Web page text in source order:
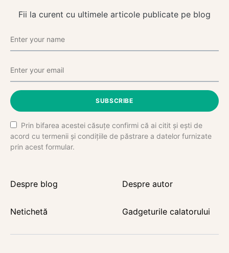
Fii la curent cu ultimele articole publicate pe blog
SUBSCRIBE
Prin bifarea acestei căsuțe confirmi că ai citit și ești de
acord cu termenii și condițiile de păstrare a datelor furnizate
prin acest formular.
Despre blog Despre autor
Netichetă Gadgeturile calatorului